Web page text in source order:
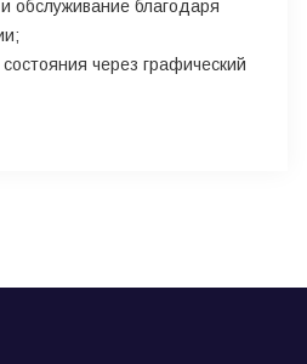
обслуживание благодаря
через графический